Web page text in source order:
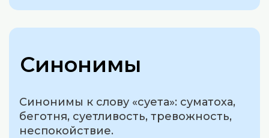
Синонимы
Синонимы к слову «суета»: суматоха,
беготня, суетливость, тревожность,
неспокойствие.